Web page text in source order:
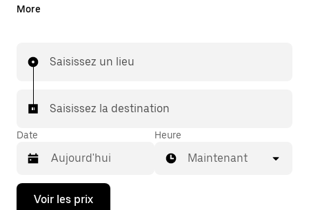
maintenant disponibles dans l'application. Uber Taxi :
More
Saisissez un lieu
Saisissez la destination
Date
Appuyez
Heure
Maintenant
Voir les prix